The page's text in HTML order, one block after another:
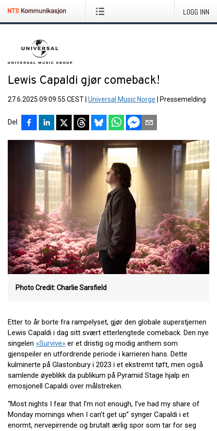
LOGG INN
Lewis Capaldi gjør comeback!
27.6.2025 09:09:55 CEST Universal Music Norge Pressemelding
Del
Photo Credit: Charlie Sarsfield
Etter to år borte fra rampelyset, gjør den globale superstjernen
Lewis Capaldi i dag sitt svært etterlengtede comeback. Den nye
singelen «Survive» er et dristig og modig anthem som
gjenspeiler en utfordrende periode i karrieren hans. Dette
kulminerte på Glastonbury i 2023 i et ekstremt tøft, men også
samlende øyeblikk da publikum på Pyramid Stage hjalp en
emosjonell Capaldi over målstreken.
“Most nights I fear that I’m not enough, I’ve had my share of
Monday mornings when I can’t get up” synger Capaldi i et
enormt, nervepirrende og brutalt ærlig spor som tar for seg